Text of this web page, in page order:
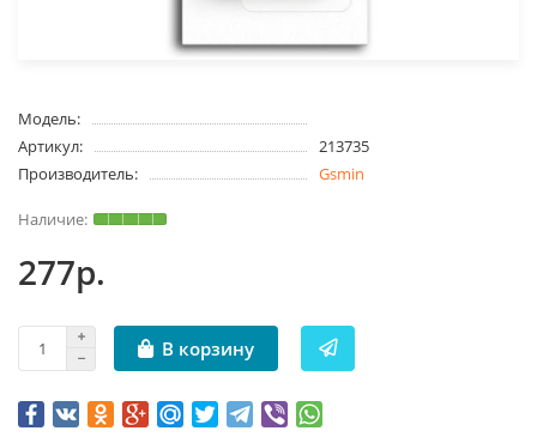
Модель:
Артикул:
213735
Производитель:
Gsmin
277р.
В корзину